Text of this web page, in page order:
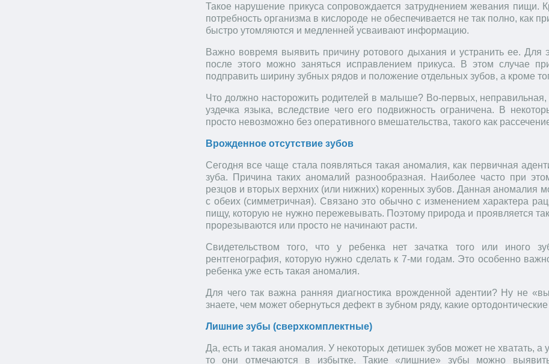
Такое нарушение прикуса сопровождается затруднением жевания пищи.
потребность организма в кислороде не обеспечивается не так полно, как
быстро утомляются и медленней усваивают информацию.
Важно вовремя выявить причину ротового дыхания и устранить ее. Для
после этого можно заняться исправлением прикуса. В этом случае
подправить ширину зубных рядов и положение отдельных зубов, а кроме
Что должно насторожить родителей в малыше? Во-первых, неправильная,
уздечка языка, вследствие чего его подвижность ограничена. В
просто невозможно без оперативного вмешательства, такого как
Врожденное отсутствие зубов
Сегодня все чаще стала появляться такая аномалия, как первичная
зуба. Причина таких аномалий разнообразная. Наиболее часто при
резцов и вторых верхних (или нижних) коренных зубов. Данная аномалия
с обеих (симметричная). Связано это обычно с изменением характера
пищу, которую не нужно пережевывать. Поэтому природа и проявляется
прорезываются или просто не начинают расти.
Свидетельством того, что у ребенка нет зачатка того или иного
рентгенография, которую нужно сделать к 7-ми годам. Это особенно
ребенка уже есть такая аномалия.
Для чего так важна ранняя диагностика врожденной адентии? Ну не
знаете, чем может обернуться дефект в зубном ряду, какие
Лишние зубы (сверхкомплектные)
Да, есть и такая аномалия. У некоторых детишек зубов может не хватать, а
то они отмечаются в избытке. Такие «лишние» зубы можно